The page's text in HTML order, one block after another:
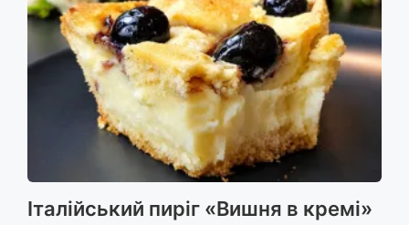
Італійський пиріг «Вишня в кремі»